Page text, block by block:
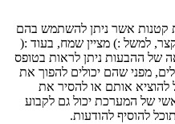
קטנות אשר ניתן להשתמש בהם
למשל :) מציין שמח, בעוד :(
של ההבעות ניתן לראות בטופס
מפני שהם יכולים להפוך את
להוציא אותם או להסיר את
של המערכת יכול גם לקבוע
להוסיף להודעות.